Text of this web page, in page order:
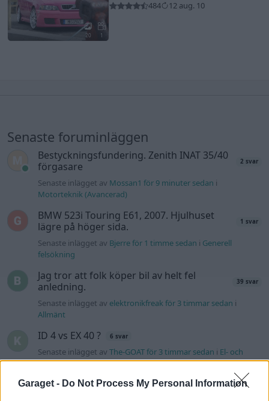
Garaget - Do Not Process My Personal Information
20 1
484
12 aug. 10
Senaste foruminläggen
Bestyckningsfundering. Zenith INAT 35/40
förgasare
2 svar
Senaste inlägget av Mossan1 för 9 minuter sedan i
Motorteknik (Avancerad)
BMW 523i Touring E61, 2007. Hjulhuset
lägre på höger sida.
1 svar
Senaste inlägget av Bjerre för 1 timme sedan i Generell
felsökning
Jag tror att folk köper bil av helt fel
anledning.
39 svar
Senaste inlägget av elektronikfreak för 3 timmar sedan i
Allmänt
ID 4 vs EX 40 ? 6 svar
Senaste inlägget avThe-GOAT för 3 timmar sedan i El- och
hybridbilar
Ni som kör HEV eller PHEV ? är ni nöjda? 2 svar